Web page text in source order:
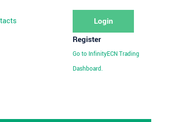
Login
Register
Go to InfinityECN Trading
Dashboard.